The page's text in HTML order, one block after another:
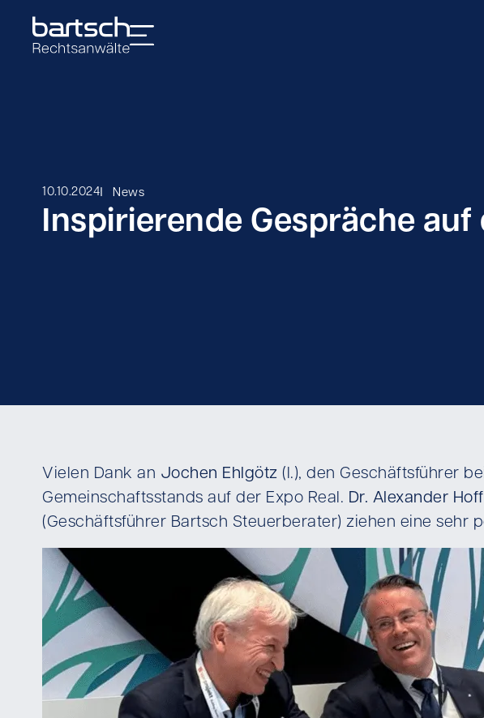
I News
10.10.2024
Inspirierende Gespräche auf
Vielen Dank an Jochen Ehlgötz (l.), den Geschäftsführer
Gemeinschaftsstands auf der Expo Real. Dr. Alexander Hoff
(Geschäftsführer Bartsch Steuerberater) ziehen eine sehr